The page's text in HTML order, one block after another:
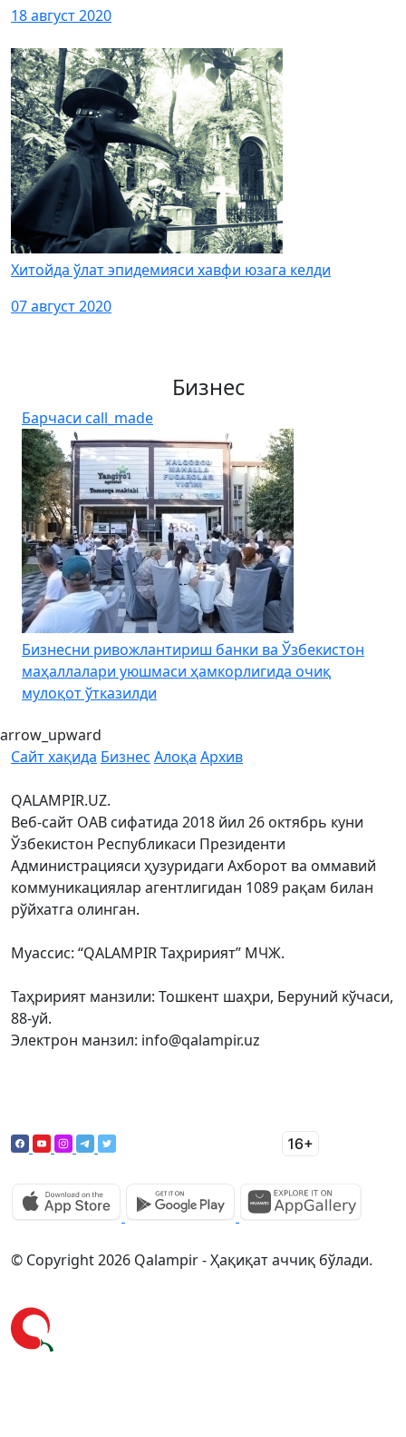
18 август 2020
Хитойда ўлат эпидемияси хавфи юзага келди
07 август 2020
Бизнес
Барчаси call_made
HAVAL H7’дан йилнинг энг қизиқарли янгилиги: Hi4
технологияси
arrow_upward
Сайт хақида Бизнес Алоқа Архив
QALAMPIR.UZ.
Веб-сайт ОАВ сифатида 2018 йил 26 октябрь куни
Ўзбекистон Республикаси Президенти
Администрацияси ҳузуридаги Ахборот ва оммавий
коммуникациялар агентлигидан 1089 рақам билан
рўйхатга олинган.
Муассис: “QALAMPIR Таҳририят” МЧЖ.
Таҳририят манзили: Тошкент шаҳри, Беруний кўчаси,
88-уй.
Электрон манзил: info@qalampir.uz
© Copyright 2026 Qalampir - Ҳақиқат аччиқ бўлади.